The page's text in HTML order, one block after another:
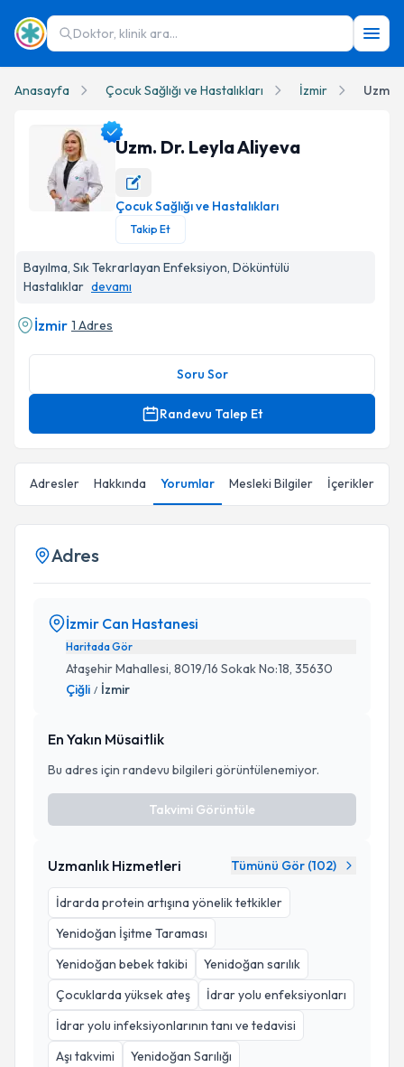
Doktor, klinik ara...
Anasayfa Çocuk Sağlığı ve Hastalıkları İzmir Uzm.
Uzm. Dr. Leyla Aliyeva Profil Fotoğrafı
Uzm. Dr. Leyla Aliyeva
Çocuk Sağlığı ve Hastalıkları
Takip Et
Bayılma, Sık Tekrarlayan Enfeksiyon, Döküntülü
Hastalıklar devamı
İzmir 1 Adres
Soru Sor
Randevu Talep Et
Adresler Hakkında Yorumlar Mesleki Bilgiler İçerikler
Adres
İzmir Can Hastanesi
Haritada Gör
Ataşehir Mahallesi, 8019/16 Sokak No:18, 35630
Çiğli / İzmir
En Yakın Müsaitlik
Bu adres için randevu bilgileri görüntülenemiyor.
Takvimi Görüntüle
Uzmanlık Hizmetleri Tümünü Gör (102)
İdrarda protein artışına yönelik tetkikler
Yenidoğan İşitme Taraması
Yenidoğan bebek takibi
Yenidoğan sarılık
Çocuklarda yüksek ateş
İdrar yolu enfeksiyonları
İdrar yolu infeksiyonlarının tanı ve tedavisi
Aşı takvimi
Yenidoğan Sarılığı